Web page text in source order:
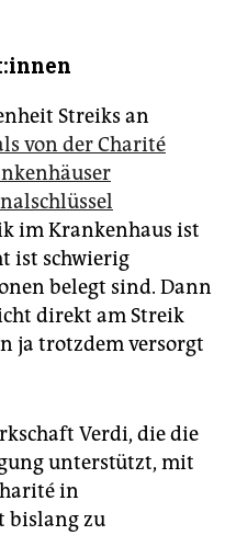
Streiks an
von der Charité
im Krankenhaus ist
ist schwierig
belegt sind. Dann
direkt am Streik
ja trotzdem versorgt
Verdi, die die
unterstützt, mit
in
bislang zu